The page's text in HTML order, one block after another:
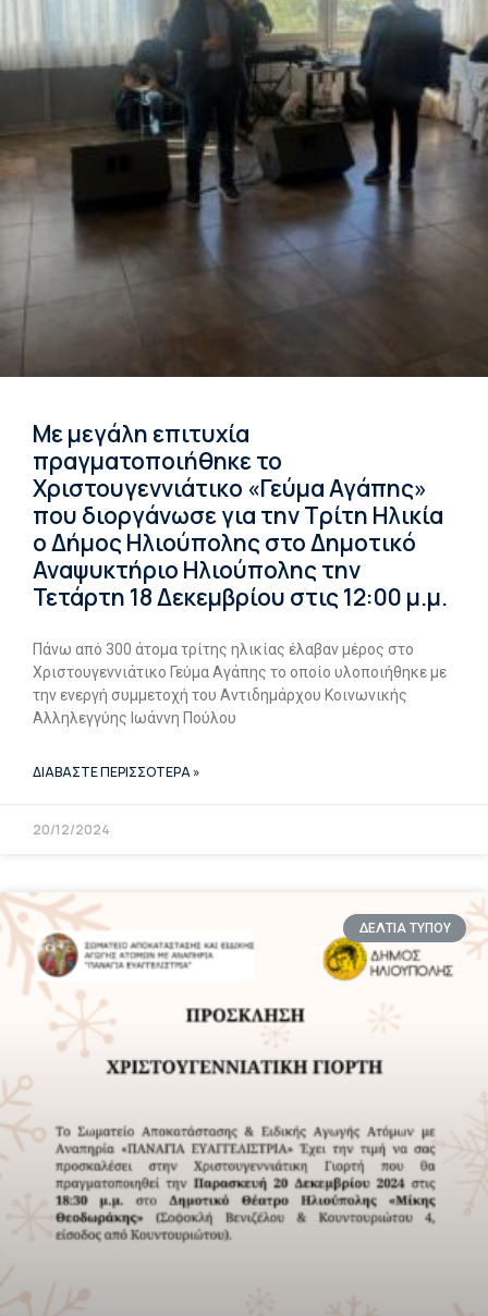
Με μεγάλη επιτυχία
πραγματοποιήθηκε το
Χριστουγεννιάτικο «Γεύμα Αγάπης»
που διοργάνωσε για την Τρίτη Ηλικία
ο Δήμος Ηλιούπολης στο Δημοτικό
Αναψυκτήριο Ηλιούπολης την
Τετάρτη 18 Δεκεμβρίου στις 12:00 μ.μ.
Πάνω από 300 άτομα τρίτης ηλικίας έλαβαν μέρος στο
Χριστουγεννιάτικο Γεύμα Αγάπης το οποίο υλοποιήθηκε με
την ενεργή συμμετοχή του Αντιδημάρχου Κοινωνικής
Αλληλεγγύης Ιωάννη Πούλου
ΔΙΑΒΑΣΤΕ ΠΕΡΙΣΣΟΤΕΡΑ »
20/12/2024
ΔΕΛΤΙΑ ΤΥΠΟΥ